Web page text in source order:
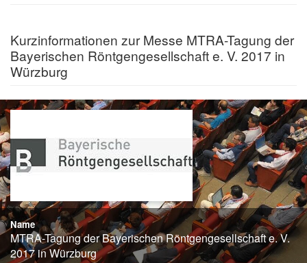
Kurzinformationen zur Messe MTRA-Tagung der
Bayerischen Röntgengesellschaft e. V. 2017 in
Würzburg
Name
MTRA-Tagung der Bayerischen Röntgengesellschaft e. V.
2017 in Würzburg